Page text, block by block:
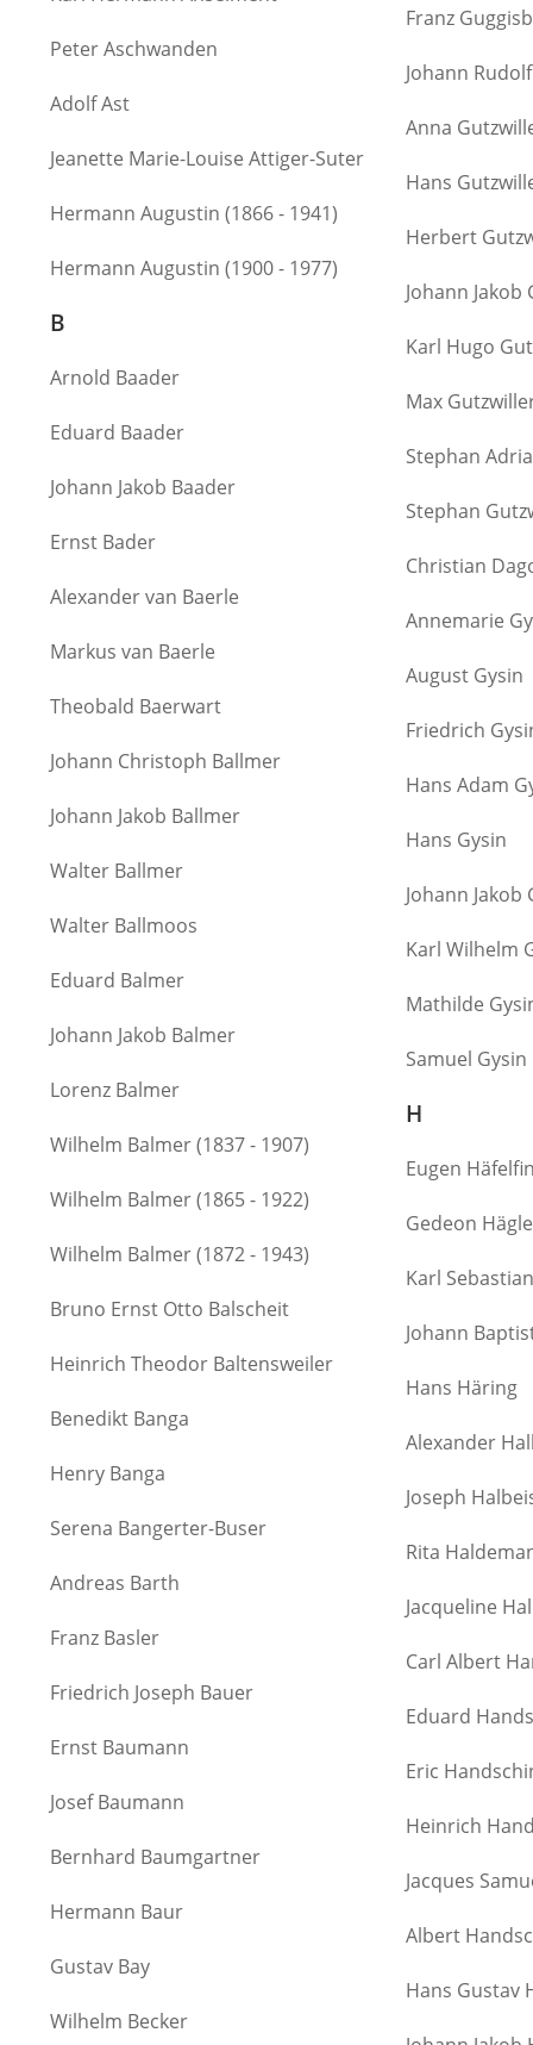
Peter Aschwanden
Adolf Ast
Jeanette Marie-Louise Attiger-Suter
Hermann Augustin (1866 - 1941)
Hermann Augustin (1900 - 1977)
B
Arnold Baader
Eduard Baader
Johann Jakob Baader
Ernst Bader
Alexander van Baerle
Markus van Baerle
Theobald Baerwart
Johann Christoph Ballmer
Johann Jakob Ballmer
Walter Ballmer
Walter Ballmoos
Eduard Balmer
Johann Jakob Balmer
Lorenz Balmer
Wilhelm Balmer (1837 - 1907)
Wilhelm Balmer (1865 - 1922)
Wilhelm Balmer (1872 - 1943)
Bruno Ernst Otto Balscheit
Heinrich Theodor Baltensweiler
Benedikt Banga
Henry Banga
Serena Bangerter-Buser
Andreas Barth
Franz Basler
Friedrich Joseph Bauer
Ernst Baumann
Josef Baumann
Bernhard Baumgartner
Hermann Baur
Gustav Bay
Wilhelm Becker
Franz
Johann
Anna
Hans
Herbert
Johann Jakob
Karl Hugo
Max
Stephan
Stephan
Christian
Annemarie
August Gysin
Friedrich
Hans Adam
Hans Gysin
Johann Jakob
Karl Wilhelm
Mathilde
Samuel Gysin
H
Eugen
Gedeon
Karl
Johann
Hans Häring
Alexander
Joseph
Rita
Jacqueline
Carl Albert
Eduard
Eric
Heinrich
Jacques
Albert
Hans Gustav